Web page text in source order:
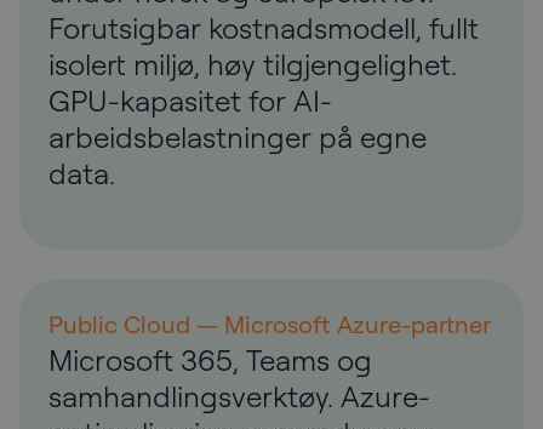
Forutsigbar kostnadsmodell, fullt
isolert miljø, høy tilgjengelighet.
GPU-kapasitet for AI-
arbeidsbelastninger på egne
data.
Public Cloud — Microsoft Azure-partner
Microsoft 365, Teams og
samhandlingsverktøy. Azure-